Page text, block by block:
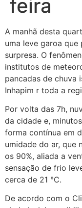
feira
A manhã desta
uma leve garoa
surpresa. O
institutos de
pancadas de chuva
Inhapim r toda a
Por volta das 7h,
da cidade e,
forma contínua em
umidade do ar, que
os 90%, aliada a
sensação de frio
cerca de 21 °C.
De acordo com o